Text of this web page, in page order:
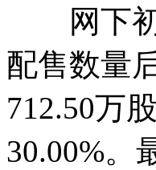
网下初
配售数量
712.50万
30.00%。